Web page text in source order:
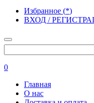
Избранное (*)
ВХОД /
0
Главная
О нас